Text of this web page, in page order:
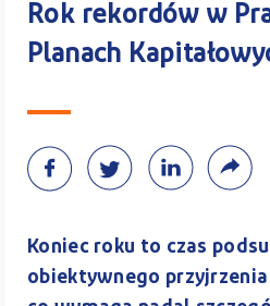
A
Rok rekordów w
Planach
Koniec roku to czas
obiektywnego przyjrzenia